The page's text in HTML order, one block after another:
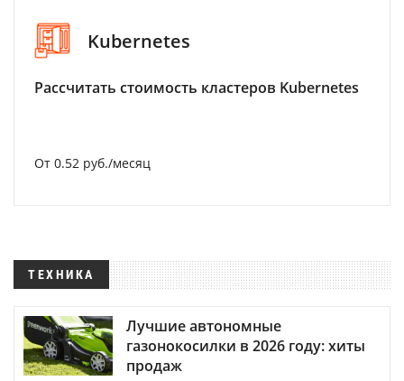
Kubernetes
Рассчитать стоимость кластеров Kubernetes
От 0.52 руб./месяц
ТЕХНИКА
Лучшие автономные
газонокосилки в 2026 году: хиты
продаж